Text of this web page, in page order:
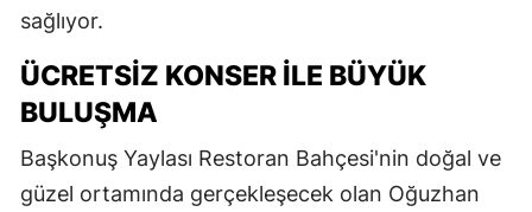
sağlıyor.
ÜCRETSİZ KONSER İLE BÜYÜK
BULUŞMA
Başkonuş Yaylası Restoran Bahçesi'nin doğal ve
güzel ortamında gerçekleşecek olan Oğuzhan